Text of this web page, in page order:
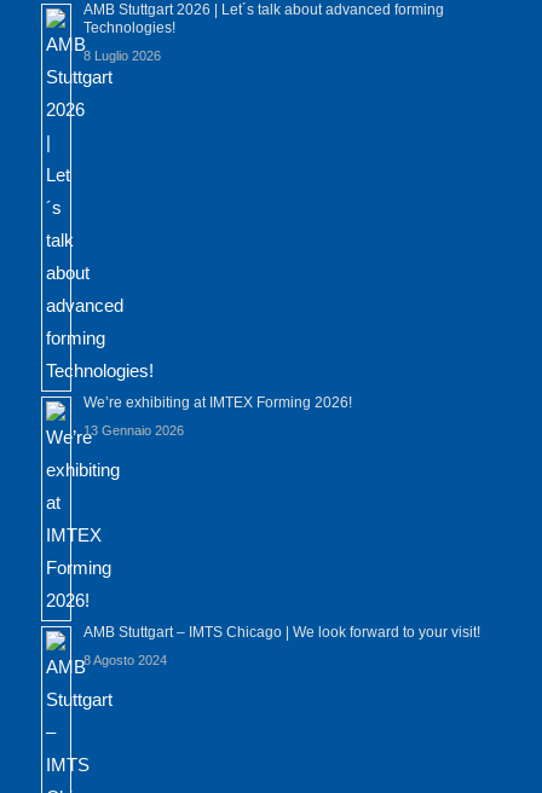
AMB Stuttgart 2026 | Let´s talk about advanced forming
Technologies!
8 Luglio 2026
We’re exhibiting at IMTEX Forming 2026!
13 Gennaio 2026
AMB Stuttgart – IMTS Chicago | We look forward to your visit!
8 Agosto 2024